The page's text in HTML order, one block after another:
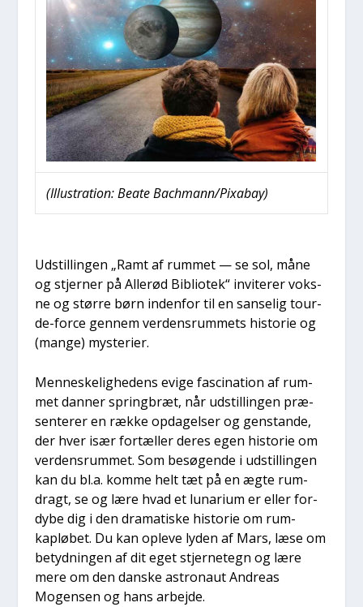
(Illu­stra­tion: Bea­te Bachmann/Pixabay)
Udstil­lin­gen „Ramt af rum­met — se sol, måne
og stjer­ner på Alle­rød Bibli­o­tek“ invi­te­rer voks­
ne og stør­re børn inden­for til en san­se­lig tour-
de-for­ce gen­nem ver­dens­rum­mets histo­rie og
(man­ge) myste­ri­er.
Men­ne­ske­lig­he­dens evi­ge fasci­na­tion af rum­
met dan­ner spring­bræt, når udstil­lin­gen præ­
sen­te­rer en ræk­ke opda­gel­ser og gen­stan­de,
der hver især for­tæl­ler deres egen histo­rie om
ver­dens­rum­met. Som besø­gen­de i udstil­lin­gen
kan du bl.a. kom­me helt tæt på en ægte rum­
dragt, se og lære hvad et luna­ri­um er eller for­
dy­be dig i den dra­ma­ti­ske histo­rie om rum­
kaplø­bet. Du kan ople­ve lyden af Mars, læse om
betyd­nin­gen af dit eget stjer­ne­tegn og lære
mere om den dan­ske astro­naut Andreas
Mogen­sen og hans arbej­de.